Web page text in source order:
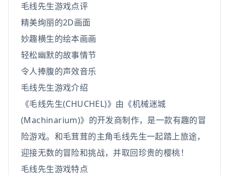
毛线先生游戏点评
精美绚丽的2D画面
妙趣横生的绘本画画
轻松幽默的故事情节
令人捧腹的声效音乐
毛线先生游戏介绍
《毛线先生(CHUCHEL)》由《机械迷城
(Machinarium)》的开发商制作，是一款有趣的冒
险游戏。和毛茸茸的主角毛线先生一起踏上旅途，
迎接无数的冒险和挑战，并取回珍贵的樱桃！
毛线先生游戏特点